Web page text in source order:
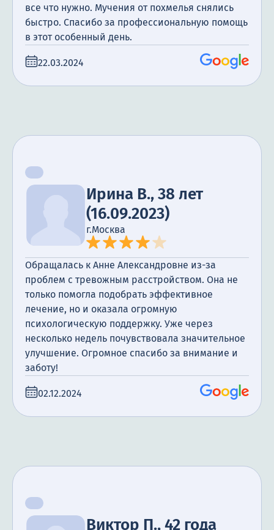
все что нужно. Мучения от похмелья снялись
быстро. Спасибо за профессиональную помощь
в этот особенный день.
22.03.2024
Ирина В., 38 лет
(16.09.2023)
г.Москва
Обращалась к Анне Александровне из-за
проблем с тревожным расстройством. Она не
только помогла подобрать эффективное
лечение, но и оказала огромную
психологическую поддержку. Уже через
несколько недель почувствовала значительное
улучшение. Огромное спасибо за внимание и
заботу!
02.12.2024
Виктор П., 42 года